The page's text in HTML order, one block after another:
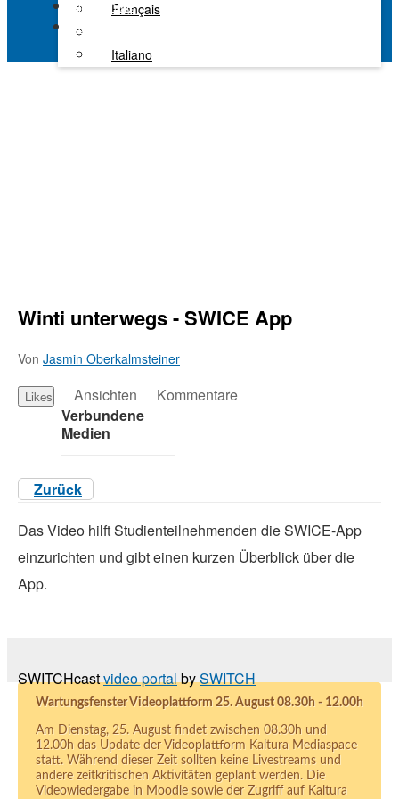
Français
Italiano
Alle Kanäle
Kaltura Learning
Winti unterwegs - SWICE App
Von Jasmin Oberkalmsteiner
Likes Ansichten
Kommentare
Verbundene
Medien
Zurück
Das Video hilft Studienteilnehmenden die SWICE-App
einzurichten und gibt einen kurzen Überblick über die
App.
SWITCHcastvideo portalbySWITCH
Wartungsfenster Videoplattform 25. August 08.30h - 12.00h
Am Dienstag, 25. August findet zwischen 08.30h und
12.00h das Update der Videoplattform Kaltura Mediaspace
statt. Während dieser Zeit sollten keine Livestreams und
andere zeitkritischen Aktivitäten geplant werden. Die
Videowiedergabe in Moodle sowie der Zugriff auf Kaltura